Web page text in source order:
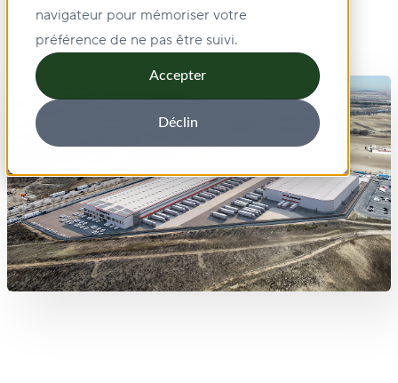
navigateur pour mémoriser votre
préférence de ne pas être suivi.
Accepter
Déclin